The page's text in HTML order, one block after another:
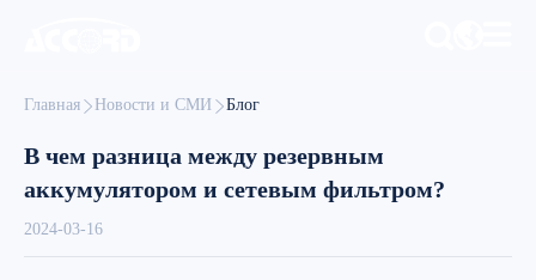
Главная Новости и СМИ Блог
В чем разница между резервным
аккумулятором и сетевым фильтром?
2024-03-16